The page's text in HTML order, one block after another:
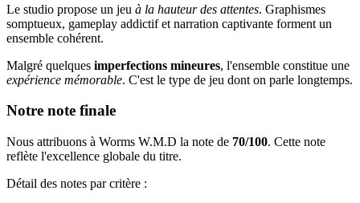
Le studio propose un jeu à la hauteur des attentes. Graphismes
somptueux, gameplay addictif et narration captivante forment un
ensemble cohérent.
Malgré quelques imperfections mineures, l'ensemble constitue une
expérience mémorable. C'est le type de jeu dont on parle longtemps.
Notre note finale
Nous attribuons à Worms W.M.D la note de 70/100. Cette note
reflète l'excellence globale du titre.
Détail des notes par critère :